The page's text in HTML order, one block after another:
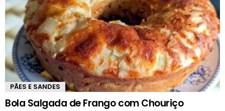
PÃES E SANDES
Bola Salgada de Frango com Chouriço